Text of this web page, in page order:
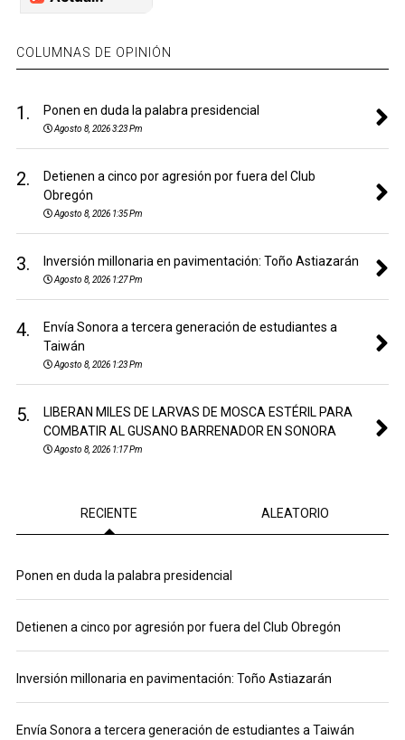
COLUMNAS DE OPINIÓN
1. Ponen en duda la palabra presidencial
Agosto 8, 2026 3:23 Pm
2.
Detienen a cinco por agresión por fuera del Club
Obregón
Agosto 8, 2026 1:35 Pm
3. Inversión millonaria en pavimentación: Toño Astiazarán
Agosto 8, 2026 1:27 Pm
4.
Envía Sonora a tercera generación de estudiantes a
Taiwán
Agosto 8, 2026 1:23 Pm
5.
LIBERAN MILES DE LARVAS DE MOSCA ESTÉRIL PARA
COMBATIR AL GUSANO BARRENADOR EN SONORA
Agosto 8, 2026 1:17 Pm
RECIENTE ALEATORIO
Ponen en duda la palabra presidencial
Detienen a cinco por agresión por fuera del Club Obregón
Inversión millonaria en pavimentación: Toño Astiazarán
Envía Sonora a tercera generación de estudiantes a Taiwán